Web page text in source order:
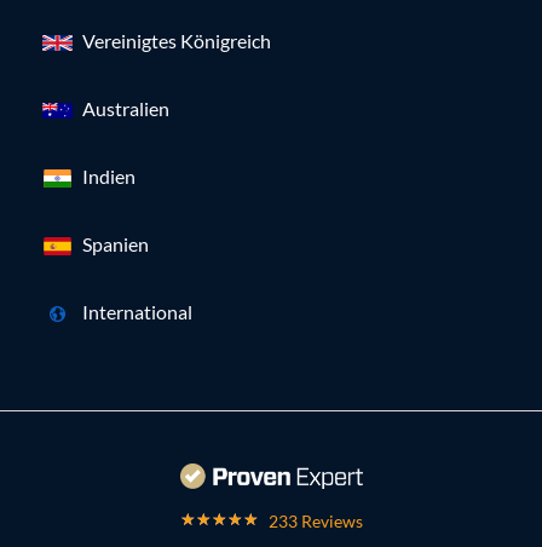
Vereinigtes Königreich
Australien
Indien
Spanien
International
233 Reviews